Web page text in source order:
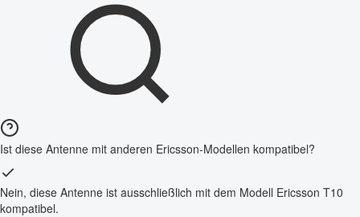
Ist diese Antenne mit anderen Ericsson-Modellen kompatibel?
Nein, diese Antenne ist ausschließlich mit dem Modell Ericsson T10
kompatibel.